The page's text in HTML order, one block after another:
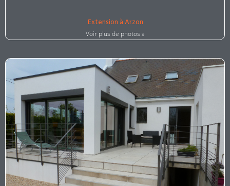
Extension à Arzon
Voir plus de photos »